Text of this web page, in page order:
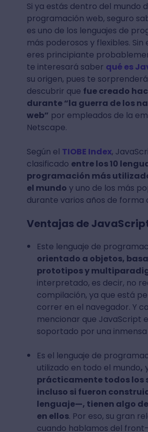
Si ya estás dentro del mundo
programación web, seguro
es uno de los lenguajes de
más poderosos y flexibles. Sin
eres principiante
te interesará saber qué es
su origen, pues te
descubrir que fue creado
durante “la guerra de los
web” por empleados de la
Netscape.
Según el TIOBE Index,
clasificado entre los 10
programación más
el mundo y uno de los más
durante varios años de forma
Ventajas de
Este lenguaje de
orientado a objetos,
prototipos y
interpretado, es decir, no
compilación, ya que está
correr en el navegador. Y
mencionar que JavaScript
soportado por una
Es el lenguaje de
utilizado en todo el mundo,
prácticamente todos los
incluso si fueron
lenguaje—, tienen algo
en ellos. Por eso, su gran
cuando hablamos del